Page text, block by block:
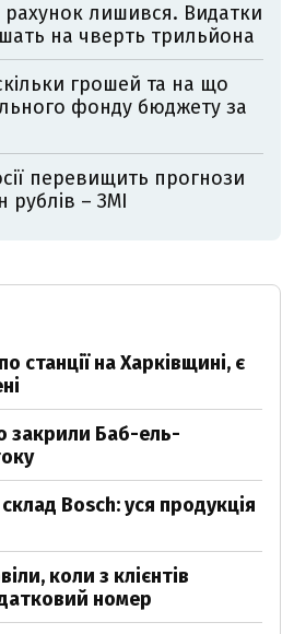
лишився. Видатки
на чверть трильйона
грошей та на що
фонду бюджету за
перевищить прогнози
– ЗМІ
станції на Харківщині, є
закрили Баб-ель-
Bosch: уся продукція
коли з клієнтів
номер